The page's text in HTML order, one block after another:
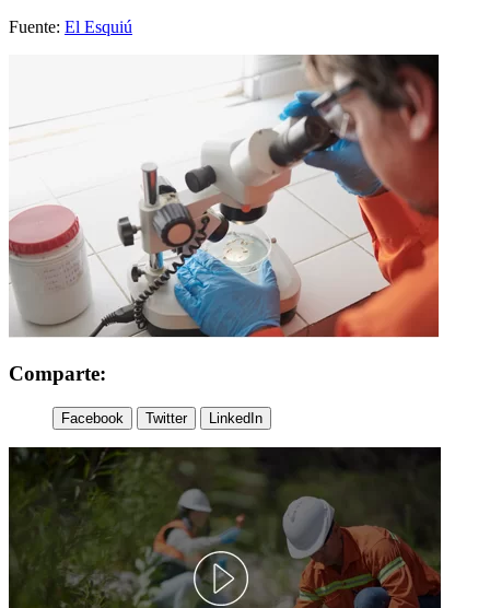
Fuente: El Esquiú
Comparte:
Facebook Twitter LinkedIn